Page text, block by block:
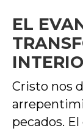
EL
Cristo nos
pecados.